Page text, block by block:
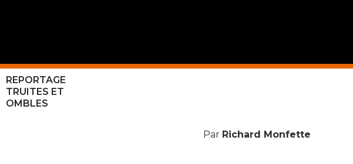
REPORTAGE
TRUITES ET
OMBLES
Par Richard Monfette